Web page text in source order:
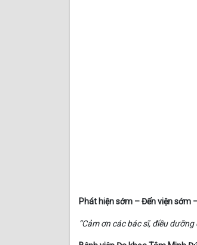
Phát hiện sớm – Đến viện sớm
“Cảm ơn các bác sĩ, điều